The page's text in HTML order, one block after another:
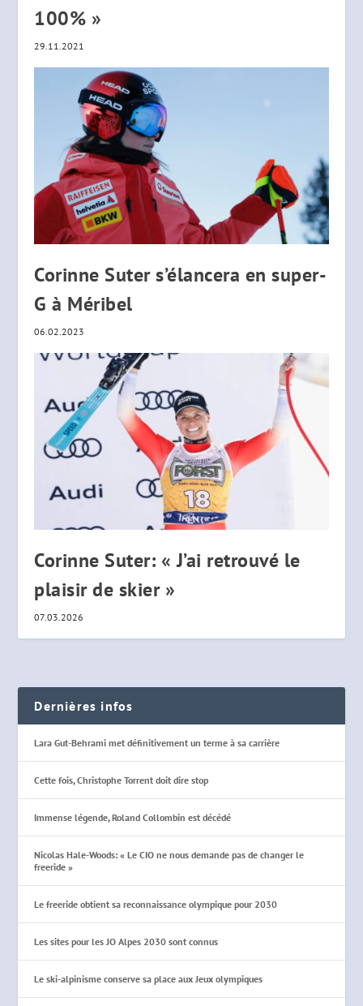
100% »
29.11.2021
Corinne Suter s’élancera en super-
G à Méribel
06.02.2023
Corinne Suter: « J’ai retrouvé le
plaisir de skier »
07.03.2026
Dernières infos
Lara Gut-Behrami met définitivement un terme à sa carrière
Cette fois, Christophe Torrent doit dire stop
Immense légende, Roland Collombin est décédé
Nicolas Hale-Woods: « Le CIO ne nous demande pas de changer le
freeride »
Le freeride obtient sa reconnaissance olympique pour 2030
Les sites pour les JO Alpes 2030 sont connus
Le ski-alpinisme conserve sa place aux Jeux olympiques